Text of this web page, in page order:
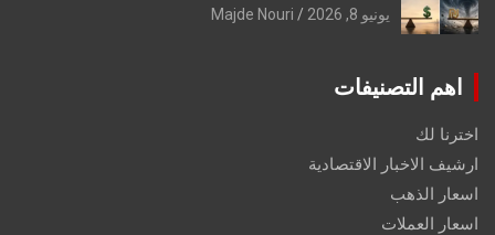
يونيو 8, 2026 Majde Nouri
اهم التصنيفات
اخترنا لك
ارشيف الاخبار الاقتصادية
اسعار الذهب
اسعار العملات